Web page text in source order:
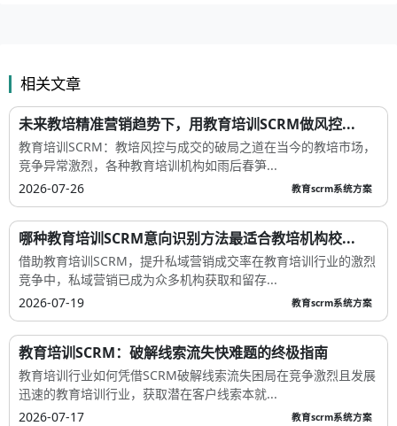
相关文章
未来教培精准营销趋势下，用教育培训SCRM做风控...
教育培训SCRM：教培风控与成交的破局之道在当今的教培市场，
竞争异常激烈，各种教育培训机构如雨后春笋...
2026-07-26
教育scrm系统方案
哪种教育培训SCRM意向识别方法最适合教培机构校...
借助教育培训SCRM，提升私域营销成交率在教育培训行业的激烈
竞争中，私域营销已成为众多机构获取和留存...
2026-07-19
教育scrm系统方案
教育培训SCRM：破解线索流失快难题的终极指南
教育培训行业如何凭借SCRM破解线索流失困局在竞争激烈且发展
迅速的教育培训行业，获取潜在客户线索本就...
2026-07-17
教育scrm系统方案